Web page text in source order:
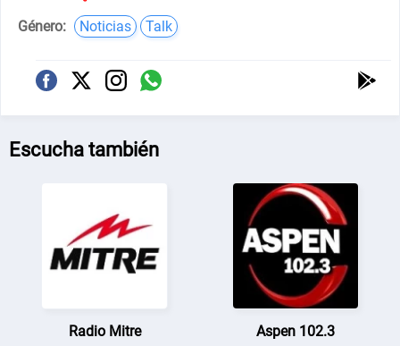
Género: Noticias Talk
Escucha también
Radio Mitre Aspen 102.3